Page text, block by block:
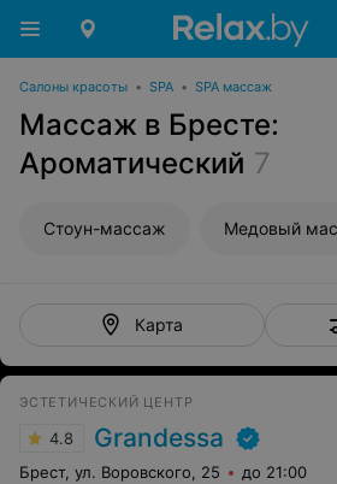
Салоны красоты • SPA • SPA массаж
Массаж в Бресте:
Ароматический 7
Стоун-массаж Медовый
Карта
ЭСТЕТИЧЕСКИЙ ЦЕНТР
4.8 Grandessa
Брест, ул. Воровского, 25 до 21:00